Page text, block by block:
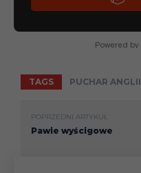
TAGS PUCHAR ANGLII
POPRZEDNI ARTYKUŁ
Pawie wyścigowe